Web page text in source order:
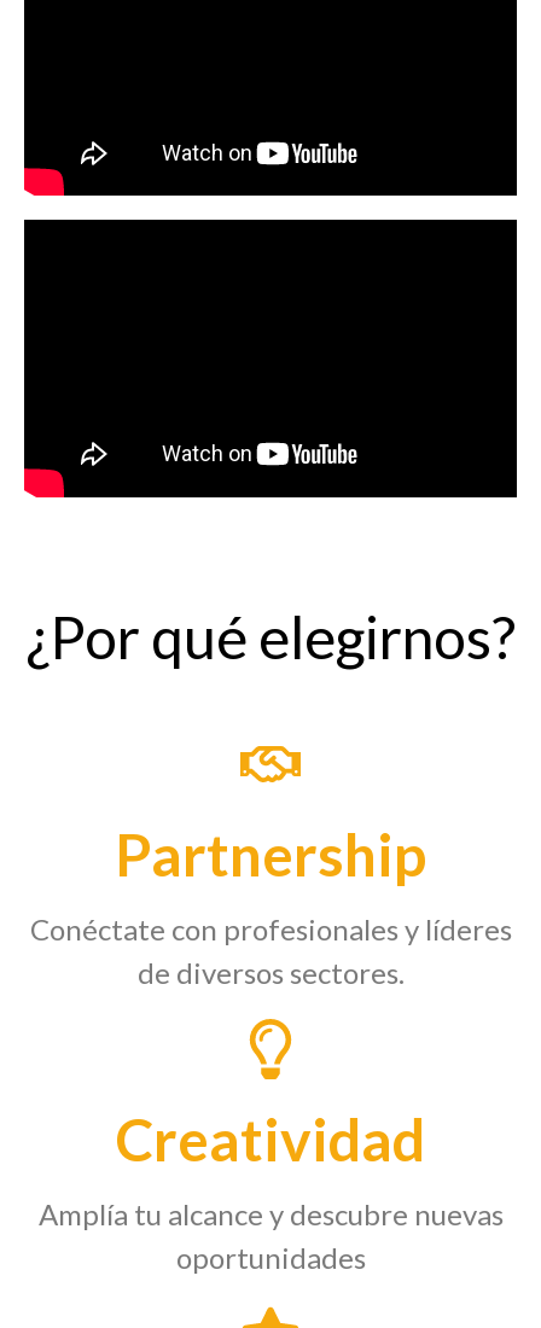
¿Por qué elegirnos?
Partnership
Conéctate con profesionales y líderes
de diversos sectores.
Creatividad
Amplía tu alcance y descubre nuevas
oportunidades